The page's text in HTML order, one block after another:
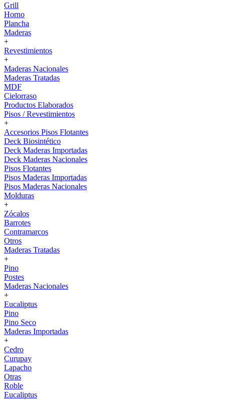
Grill
Horno
Plancha
Maderas
+
Revestimientos
+
Maderas Nacionales
Maderas Tratadas
MDF
Cielorraso
Productos Elaborados
Pisos / Revestimientos
+
Accesorios Pisos Flotantes
Deck Biosintético
Deck Maderas Importadas
Deck Maderas Nacionales
Pisos Flotantes
Pisos Maderas Importadas
Pisos Maderas Nacionales
Molduras
+
Zócalos
Barrotes
Contramarcos
Otros
Maderas Tratadas
+
Pino
Postes
Maderas Nacionales
+
Eucaliptus
Pino
Pino Seco
Maderas Importadas
+
Cedro
Curupay
Lapacho
Otras
Roble
Eucaliptus